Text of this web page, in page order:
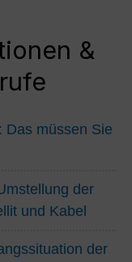
&
Das müssen Sie
der
und Kabel
der